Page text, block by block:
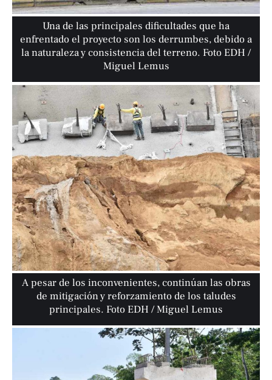
Una de las principales dificultades que ha
enfrentado el proyecto son los derrumbes, debido a
la naturaleza y consistencia del terreno. Foto EDH /
Miguel Lemus
A pesar de los inconvenientes, continúan las obras
de mitigación y reforzamiento de los taludes
principales. Foto EDH / Miguel Lemus